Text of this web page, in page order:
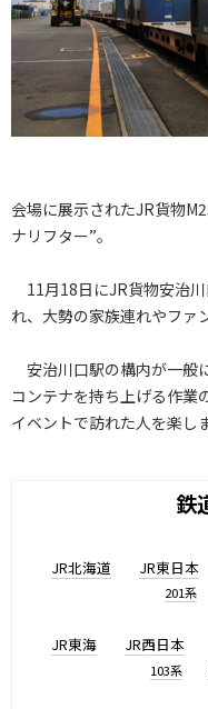
会場に展示されたJR貨物
ナリフター”。
11月18日にJR貨物安治
れ、大勢の家族連れやファ
安治川口駅の構内が一般
コンテナを持ち上げる作業
イベントで訪れた人を楽し
鉄
JR北海道 JR東日本
201系
JR東海 JR西日本
103系